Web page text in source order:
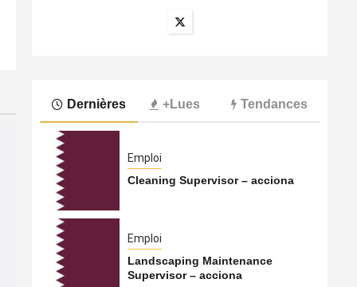
Le Hamas s’apprêterait à transférer ses activités du
Dernières +Lues Tendances
Emploi
Cleaning Supervisor – acciona
Emploi
Landscaping Maintenance
Supervisor – acciona